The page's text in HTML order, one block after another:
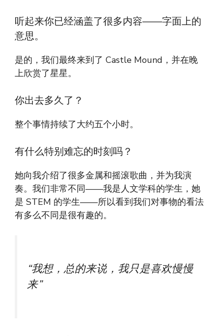
听起来你已经涵盖了很多内容——字面上的
意思。
是的，我们最终来到了 Castle Mound，并在晚
上欣赏了星星。
你出去多久了？
整个事情持续了大约五个小时。
有什么特别难忘的时刻吗？
她向我介绍了很多金属和摇滚歌曲，并为我演
奏。我们非常不同——我是人文学科的学生，她
是 STEM 的学生——所以看到我们对事物的看法
有多么不同是很有趣的。
“我想，总的来说，我只是喜欢慢慢
来”